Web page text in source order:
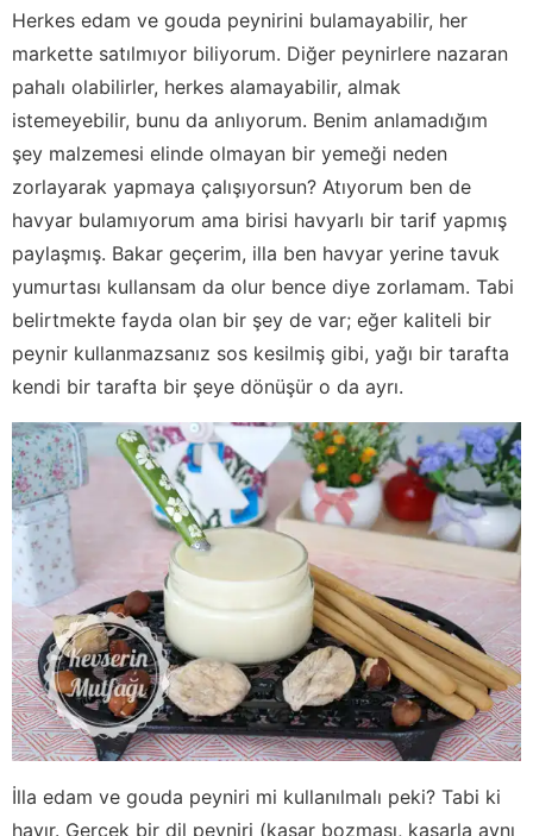
Herkes edam ve gouda peynirini bulamayabilir, her
markette satılmıyor biliyorum. Diğer peynirlere nazaran
pahalı olabilirler, herkes alamayabilir, almak
istemeyebilir, bunu da anlıyorum. Benim anlamadığım
şey malzemesi elinde olmayan bir yemeği neden
zorlayarak yapmaya çalışıyorsun? Atıyorum ben de
havyar bulamıyorum ama birisi havyarlı bir tarif yapmış
paylaşmış. Bakar geçerim, illa ben havyar yerine tavuk
yumurtası kullansam da olur bence diye zorlamam. Tabi
belirtmekte fayda olan bir şey de var; eğer kaliteli bir
peynir kullanmazsanız sos kesilmiş gibi, yağı bir tarafta
kendi bir tarafta bir şeye dönüşür o da ayrı.
İlla edam ve gouda peyniri mi kullanılmalı peki? Tabi ki
hayır. Gerçek bir dil peyniri (kaşar bozması, kaşarla aynı